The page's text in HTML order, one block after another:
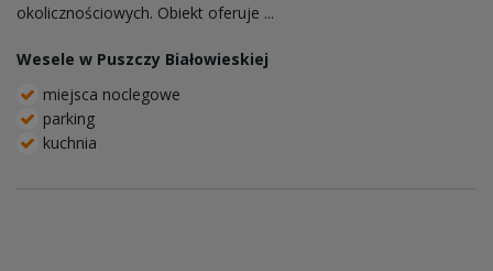
okolicznościowych. Obiekt oferuje ...
Wesele w Puszczy Białowieskiej
miejsca noclegowe
parking
kuchnia